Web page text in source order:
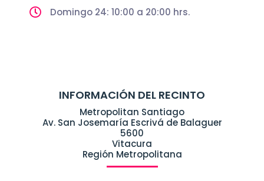
Domingo 24: 10:00 a 20:00 hrs.
INFORMACIÓN DEL RECINTO
Metropolitan Santiago
Av. San Josemaría Escrivá de Balaguer
5600
Vitacura
Región Metropolitana